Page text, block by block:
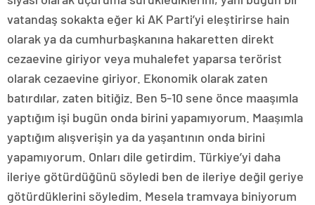
vatandaş sokakta eğer ki AK Parti’yi eleştirirse hain
olarak ya da cumhurbaşkanına hakaretten direkt
cezaevine giriyor veya muhalefet yaparsa terörist
olarak cezaevine giriyor. Ekonomik olarak zaten
batırdılar, zaten bitiğiz. Ben 5-10 sene önce maaşımla
yaptığım işi bugün onda birini yapamıyorum. Maaşımla
yaptığım alışverişin ya da yaşantının onda birini
yapamıyorum. Onları dile getirdim. Türkiye’yi daha
ileriye götürdüğünü söyledi ben de ileriye değil geriye
götürdüklerini söyledim. Mesela tramvaya biniyorum